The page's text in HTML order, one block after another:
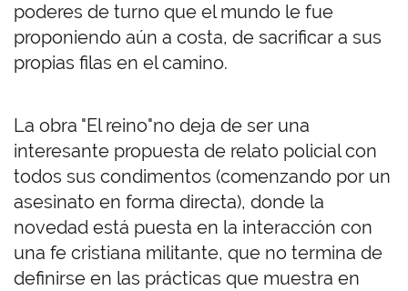
poderes de turno que el mundo le fue
proponiendo aún a costa, de sacrificar a sus
propias filas en el camino.
La obra "El reino"no deja de ser una
interesante propuesta de relato policial con
todos sus condimentos (comenzando por un
asesinato en forma directa), donde la
novedad está puesta en la interacción con
una fe cristiana militante, que no termina de
definirse en las prácticas que muestra en